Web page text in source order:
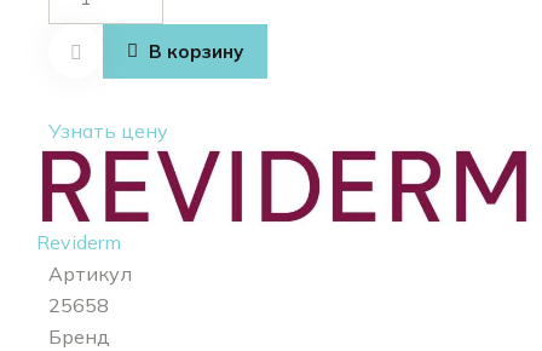
товара
Cleansing В корзину
Узнать цену
Reviderm
Артикул
25658
Бренд